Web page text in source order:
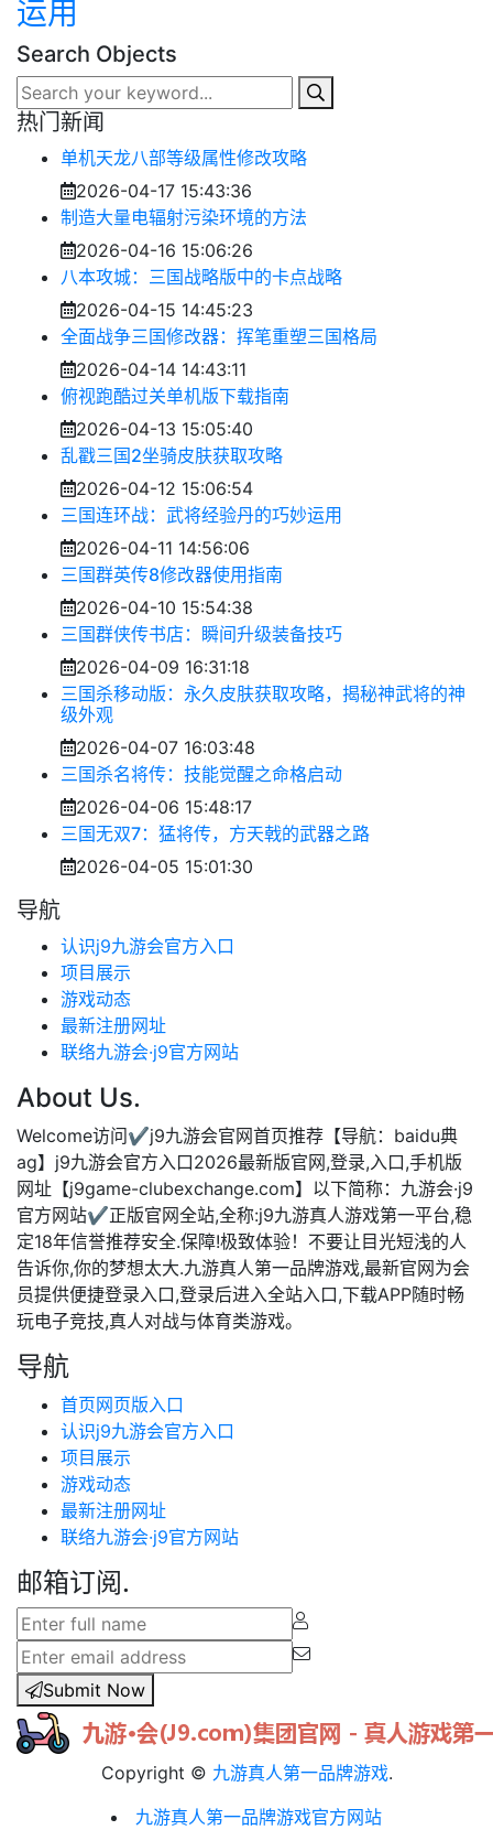
运用
Search Objects
热门新闻
单机天龙八部等级属性修改攻略
2026-04-17 15:43:36
制造大量电辐射污染环境的方法
2026-04-16 15:06:26
八本攻城：三国战略版中的卡点战略
2026-04-15 14:45:23
全面战争三国修改器：挥笔重塑三国格局
2026-04-14 14:43:11
俯视跑酷过关单机版下载指南
2026-04-13 15:05:40
乱戳三国2坐骑皮肤获取攻略
2026-04-12 15:06:54
三国连环战：武将经验丹的巧妙运用
2026-04-11 14:56:06
三国群英传8修改器使用指南
2026-04-10 15:54:38
三国群侠传书店：瞬间升级装备技巧
2026-04-09 16:31:18
三国杀移动版：永久皮肤获取攻略，揭秘神武将的神
级外观
2026-04-07 16:03:48
三国杀名将传：技能觉醒之命格启动
2026-04-06 15:48:17
三国无双7：猛将传，方天戟的武器之路
2026-04-05 15:01:30
导航
认识j9九游会官方入口
项目展示
游戏动态
最新注册网址
联络九游会·j9官方网站
About Us.
Welcome访问✔j9九游会官网首页推荐【导航：baidu典
ag】j9九游会官方入口2026最新版官网,登录,入口,手机版
网址【j9game-clubexchange.com】以下简称：九游会·j9
官方网站✔正版官网全站,全称:j9九游真人游戏第一平台,稳
定18年信誉推荐安全.保障!极致体验！不要让目光短浅的人
告诉你,你的梦想太大.九游真人第一品牌游戏,最新官网为会
员提供便捷登录入口,登录后进入全站入口,下载APP随时畅
玩电子竞技,真人对战与体育类游戏。
导航
首页网页版入口
认识j9九游会官方入口
项目展示
游戏动态
最新注册网址
联络九游会·j9官方网站
邮箱订阅.
Submit Now
Copyright © 九游真人第一品牌游戏.
九游真人第一品牌游戏官方网站